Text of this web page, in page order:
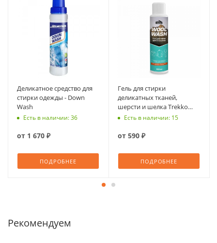
Деликатное средство для
стирки одежды - Down
Wash
Есть в наличии: 36
от 1 670 ₽
ПОДРОБНЕЕ
Гель для стирки
деликатных тканей,
шерсти и шелка Trekko
Wool Wash 500 мл
Есть в наличии: 15
от 590 ₽
ПОДРОБНЕЕ
Рекомендуем